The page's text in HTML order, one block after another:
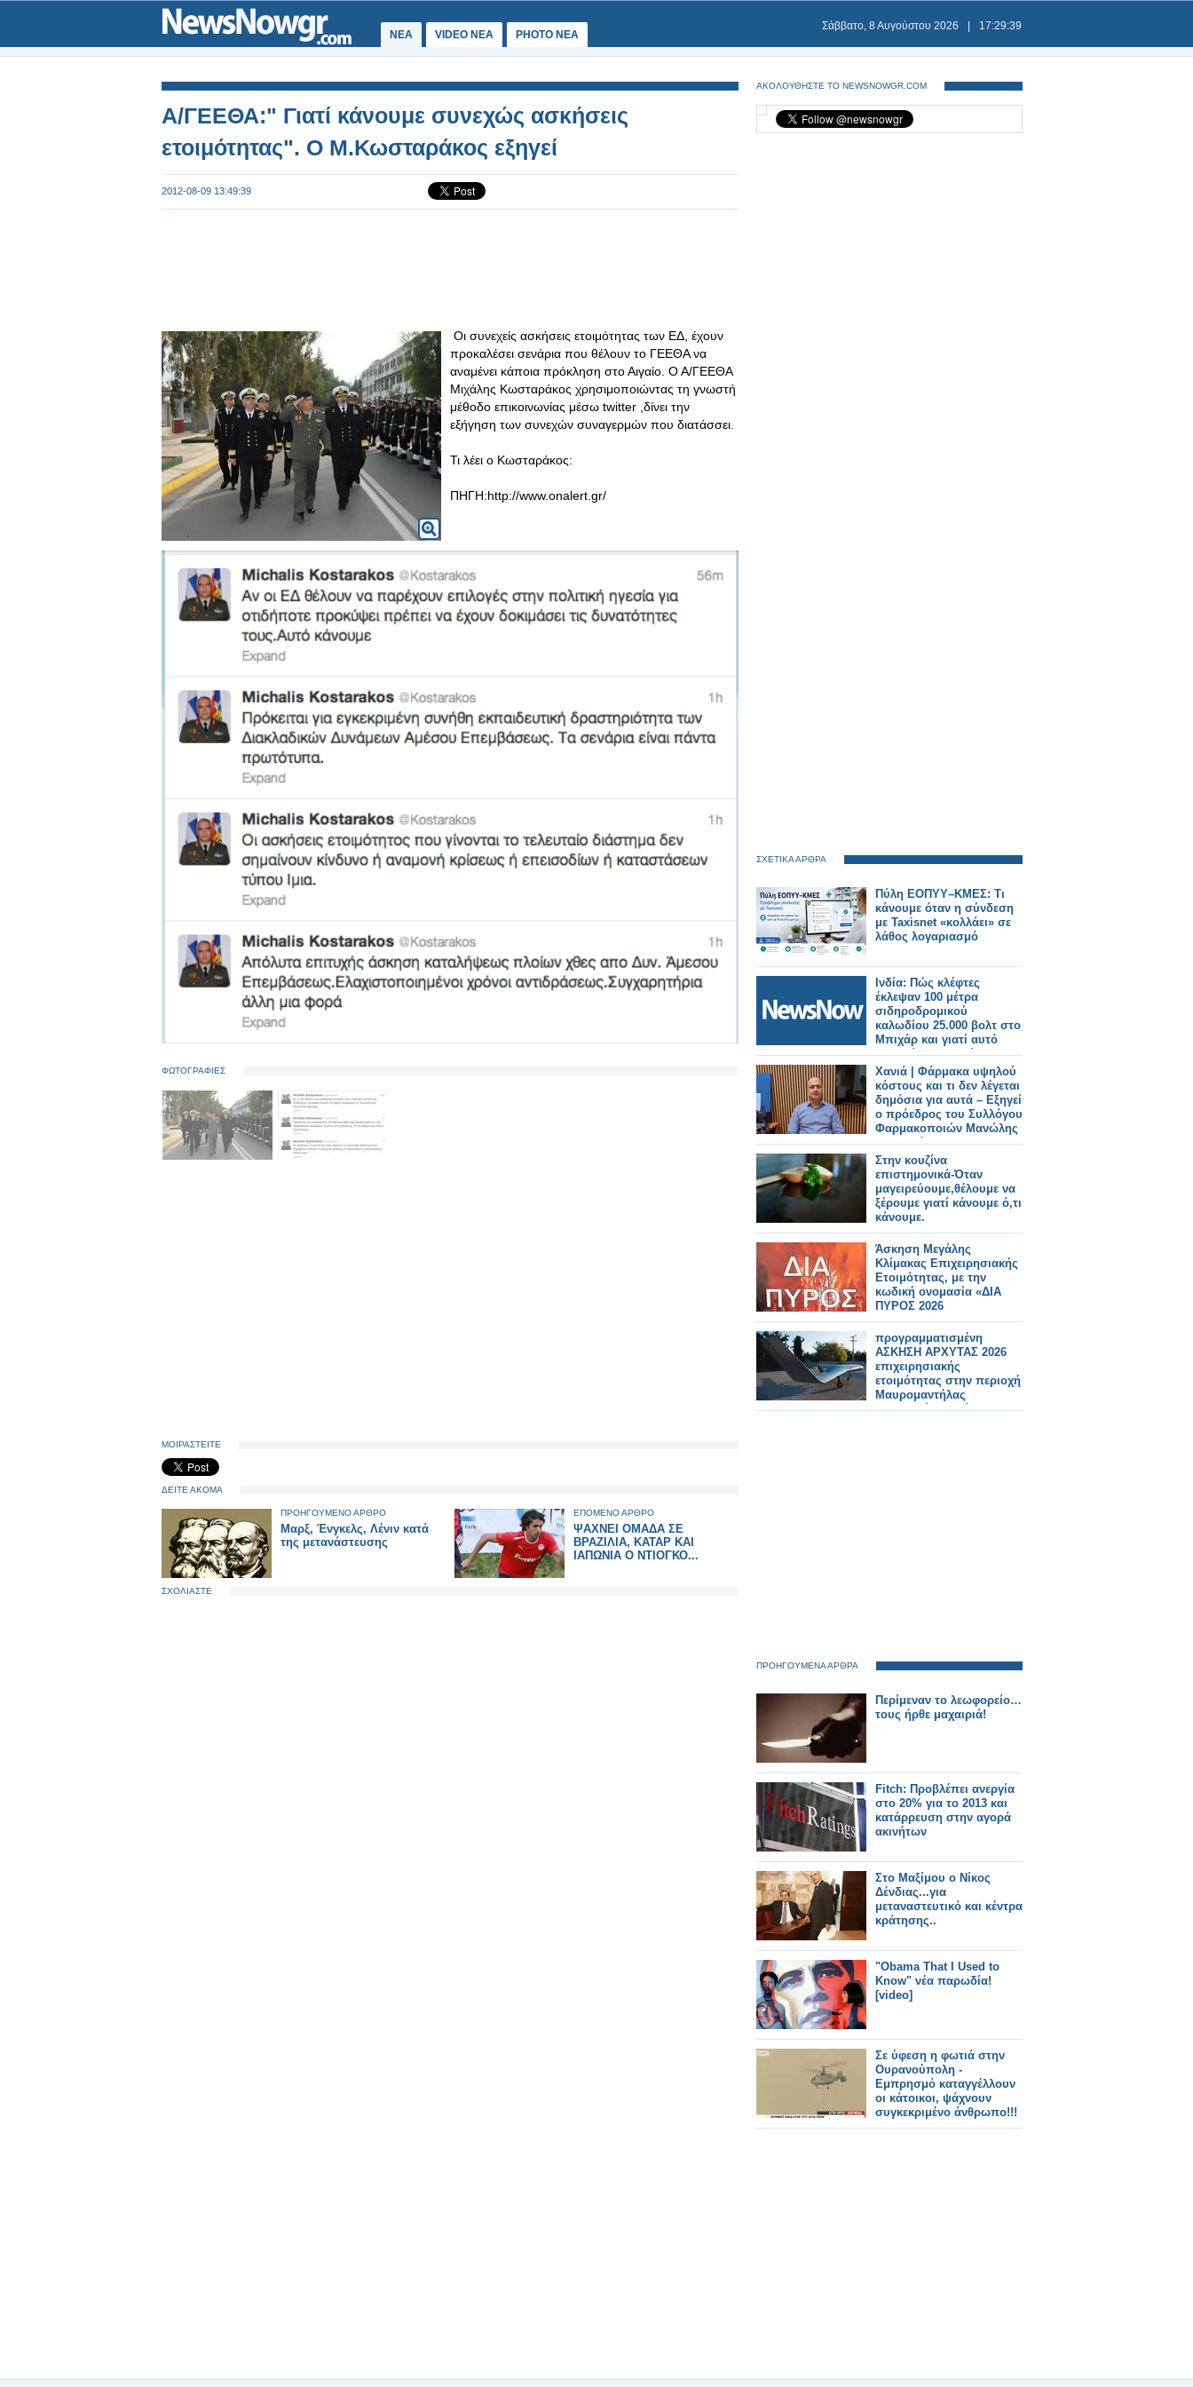
ΝΕΑ VIDEO NEA PHOTO NEA
Σάββατο, 8 Αυγούστου 2026 17:29:39
Α/ΓΕΕΘΑ:" Γιατί κάνουμε συνεχώς ασκήσεις
ετοιμότητας". Ο Μ.Κωσταράκος εξηγεί
2012-08-09 13:49:39
Οι συνεχείς ασκήσεις ετοιμότητας των ΕΔ, έχουν
προκαλέσει σενάρια που θέλουν το ΓΕΕΘΑ να
αναμένει κάποια πρόκληση στο Αιγαίο. Ο Α/ΓΕΕΘΑ
Μιχάλης Κωσταράκος χρησιμοποιώντας τη γνωστή
μέθοδο επικοινωνίας μέσω twitter ,δίνει την
εξήγηση των συνεχών συναγερμών που διατάσσει.
Τι λέει ο Κωσταράκος:
ΠΗΓΗ:http://www.onalert.gr/
ΦΩΤΟΓΡΑΦΙΕΣ
ΜΟΙΡΑΣΤΕΙΤΕ
ΔΕΙΤΕ ΑΚΟΜΑ
ΠΡΟΗΓΟΥΜΕΝΟ ΑΡΘΡΟ
Μαρξ, Ένγκελς, Λένιν κατά
της μετανάστευσης
ΕΠΟΜΕΝΟ ΑΡΘΡΟ
ΨΑΧΝΕΙ ΟΜΑΔΑ ΣΕ
ΒΡΑΖΙΛΙΑ, ΚΑΤΑΡ ΚΑΙ
ΙΑΠΩΝΙΑ Ο ΝΤΙΟΓΚΟ...
ΣΧΟΛΙΑΣΤΕ
ΑΚΟΛΟΥΘΗΣΤΕ ΤΟ NEWSNOWGR.COM
ΣΧΕΤΙΚΑ ΑΡΘΡΑ
Πύλη ΕΟΠΥΥ–ΚΜΕΣ: Τι
κάνουμε όταν η σύνδεση
με Taxisnet «κολλάει» σε
λάθος λογαριασμό
Ινδία: Πώς κλέφτες
έκλεψαν 100 μέτρα
σιδηροδρομικού
καλωδίου 25.000 βολτ στο
Μπιχάρ και γιατί αυτό
συμβαίνει συνεχώς.
Χανιά | Φάρμακα υψηλού
κόστους και τι δεν λέγεται
δημόσια για αυτά – Εξηγεί
ο πρόεδρος του Συλλόγου
Φαρμακοποιών Μανώλης
Κατσαράκης
Στην κουζίνα
επιστημονικά-Όταν
μαγειρεύουμε,θέλουμε να
ξέρουμε γιατί κάνουμε ό,τι
κάνουμε.
Άσκηση Μεγάλης
Κλίμακας Επιχειρησιακής
Ετοιμότητας, με την
κωδική ονομασία «ΔΙΑ
ΠΥΡΟΣ 2026
προγραμματισμένη
ΑΣΚΗΣΗ ΑΡΧΥΤΑΣ 2026
επιχειρησιακής
ετοιμότητας στην περιοχή
Μαυρομαντήλας
Πετρωτού Πατρών
ΠΡΟΗΓΟΥΜΕΝΑ ΑΡΘΡΑ
Περίμεναν το λεωφορείο…
τους ήρθε μαχαιριά!
Fitch: Προβλέπει ανεργία
στο 20% για το 2013 και
κατάρρευση στην αγορά
ακινήτων
Στο Μαξίμου ο Νίκος
Δένδιας...για
μεταναστευτικό και κέντρα
κράτησης..
"Obama That I Used to
Know" νέα παρωδία!
[video]
Σε ύφεση η φωτιά στην
Ουρανούπολη -
Εμπρησμό καταγγέλλουν
οι κάτοικοι, ψάχνουν
συγκεκριμένο άνθρωπο!!!